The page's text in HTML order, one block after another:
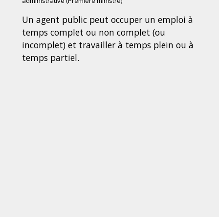
Un agent public peut occuper un emploi à
temps complet ou non complet (ou
incomplet) et travailler à temps plein ou à
temps partiel.